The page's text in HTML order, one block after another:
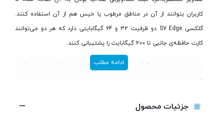
کاربران بتوانند از آن در مناطق مرطوب یا خیس هم از آن استفاده کنند.
گلکسی S7 Edge دو ظرفیت 32 و 64 گیگابایتی دارد که هر دو می‌توانند
کارت حافظه‌ی جانبی تا 200 گیگابایت را پشتیبانی کنند.
همچنین جدیدترین گلکسی سامسونگ، دو نسخه‌ی یک و دو سیم‌کارته
ادامه مطلب
جزئیات محصول